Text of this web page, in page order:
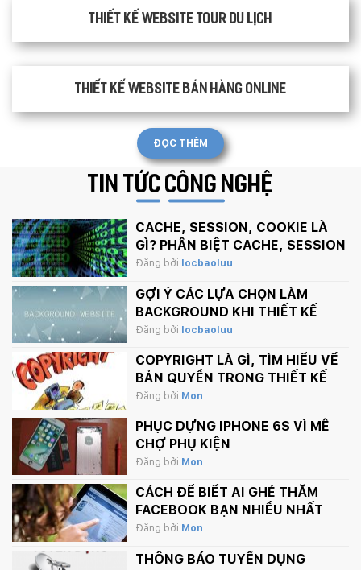
Thiết kế website tour du lịch
Thiết kế website bán hàng Online
ĐỌC THÊM
TIN TỨCCÔNG NGHỆ
CACHE, SESSION, COOKIE LÀ
GÌ? PHÂN BIỆT CACHE, SESSION
VÀ COOKIE
Đăng bởi locbaoluu
GỢI Ý CÁC LỰA CHỌN LÀM
BACKGROUND KHI THIẾT KẾ
WEBSITE
Đăng bởi locbaoluu
COPYRIGHT LÀ GÌ, TÌM HIỂU VỀ
BẢN QUYỀN TRONG THIẾT KẾ
Đăng bởi Mon
PHỤC DỰNG IPHONE 6S VÌ MÊ
CHỢ PHỤ KIỆN
Đăng bởi Mon
CÁCH ĐỂ BIẾT AI GHÉ THĂM
FACEBOOK BẠN NHIỀU NHẤT
Đăng bởi Mon
THÔNG BÁO TUYỂN DỤNG